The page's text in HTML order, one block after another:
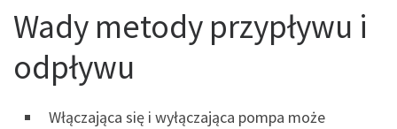
Wady metody przypływu i
odpływu
Włączająca się i wyłączająca pompa może